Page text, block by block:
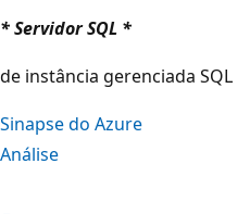
* Servidor SQL *
de instância gerenciada SQL
Sinapse do Azure
Análise